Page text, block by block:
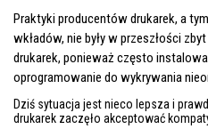
Praktyki producentów drukarek, a
wkładów, nie były w przeszłości
drukarek, ponieważ często
oprogramowanie do wykrywania
Dziś sytuacja jest nieco lepsza i
drukarek zaczęło akceptować